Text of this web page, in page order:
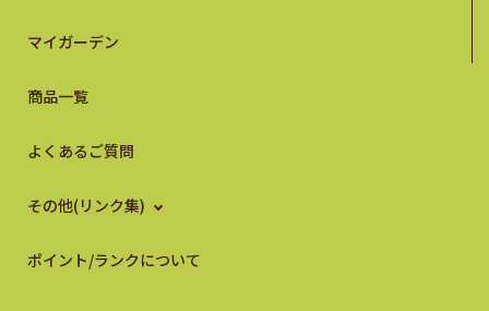
マイガーデン
商品一覧
よくあるご質問
その他(リンク集)
ポイント/ランクについて